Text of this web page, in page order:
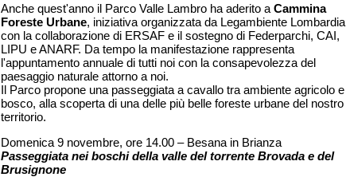
Anche quest'anno il Parco Valle Lambro ha aderito a Cammina
Foreste Urbane, iniziativa organizzata da Legambiente Lombardia
con la collaborazione di ERSAF e il sostegno di Federparchi, CAI,
LIPU e ANARF. Da tempo la manifestazione rappresenta
l'appuntamento annuale di tutti noi con la consapevolezza del
paesaggio naturale attorno a noi.
Il Parco propone una passeggiata a cavallo tra ambiente agricolo e
bosco, alla scoperta di una delle più belle foreste urbane del nostro
territorio.
Domenica 9 novembre, ore 14.00 – Besana in Brianza
Passeggiata nei boschi della valle del torrente Brovada e del
Brusignone